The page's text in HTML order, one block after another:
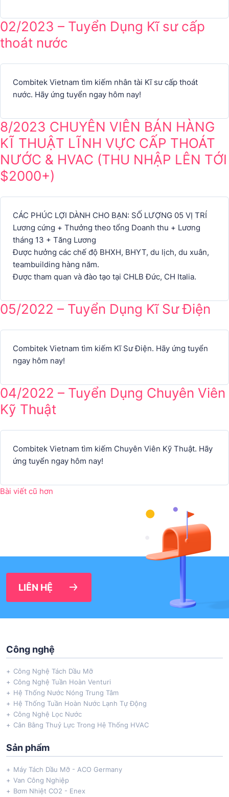
02/2023 – Tuyển Dụng Kĩ sư cấp
thoát nước
Combitek Vietnam tìm kiếm nhân tài Kĩ sư cấp thoát
nước. Hãy ứng tuyển ngay hôm nay!
8/2023 CHUYÊN VIÊN BÁN HÀNG
KĨ THUẬT LĨNH VỰC CẤP THOÁT
NƯỚC & HVAC (THU NHẬP LÊN TỚI
$2000+)
CÁC PHÚC LỢI DÀNH CHO BẠN: SỐ LƯỢNG 05 VỊ TRÍ
Lương cứng + Thưởng theo tổng Doanh thu + Lương
tháng 13 + Tăng Lương
Được hưởng các chế độ BHXH, BHYT, du lịch, du xuân,
teambuilding hàng năm.
Được tham quan và đào tạo tại CHLB Đức, CH Italia.
05/2022 – Tuyển Dụng Kĩ Sư Điện
Combitek Vietnam tìm kiếm Kĩ Sư Điện. Hãy ứng tuyển
ngay hôm nay!
04/2022 – Tuyển Dụng Chuyên Viên
Kỹ Thuật
Combitek Vietnam tìm kiếm Chuyên Viên Kỹ Thuật. Hãy
ứng tuyển ngay hôm nay!
Điều hướng bài viết
Bài viết cũ hơn
LIÊN HỆ
Công nghệ
Công Nghệ Tách Dầu Mỡ
Công Nghệ Tuần Hoàn Venturi
Hệ Thống Nước Nóng Trung Tâm
Hệ Thống Tuần Hoàn Nước Lạnh Tự Động
Công Nghệ Lọc Nước
Cân Bằng Thuỷ Lực Trong Hệ Thống HVAC
Sản phẩm
Máy Tách Dầu Mỡ - ACO Germany
Van Công Nghiệp
Bơm Nhiệt CO2 - Enex